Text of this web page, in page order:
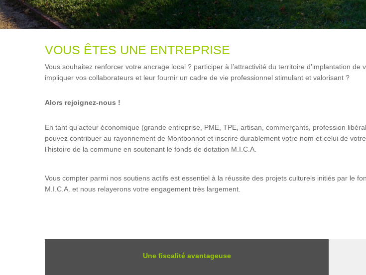
VOUS ÊTES UNE ENTREPRISE
Vous souhaitez renforcer votre ancrage local ? participer à l’attractivité du territoire d’implantation de
impliquer vos collaborateurs et leur fournir un cadre de vie professionnel stimulant et valorisant ?
Alors rejoignez-nous !
En tant qu’acteur économique (grande entreprise, PME, TPE, artisan, commerçants, profession
pouvez contribuer au rayonnement de Montbonnot et inscrire durablement votre nom et celui de
l’histoire de la commune en soutenant le fonds de dotation M.I.C.A.
Vous compter parmi nos soutiens actifs est essentiel à la réussite des projets culturels initiés par le
M.I.C.A. et nous relayerons votre engagement très largement.
Une fiscalité avantageuse